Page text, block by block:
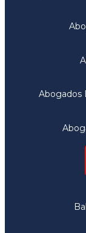
Abogados